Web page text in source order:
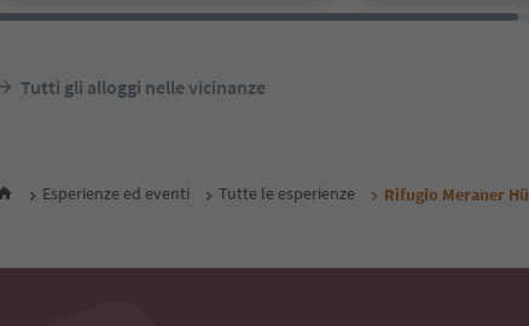
Tutti gli alloggi nelle vicinanze
Esperienze ed eventi Tutte le esperienze Rifugio Meraner